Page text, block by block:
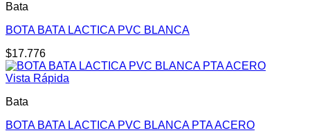
Bata
BOTA BATA LACTICA PVC BLANCA
$17.776
Vista Rápida
Bata
BOTA BATA LACTICA PVC BLANCA PTA ACERO